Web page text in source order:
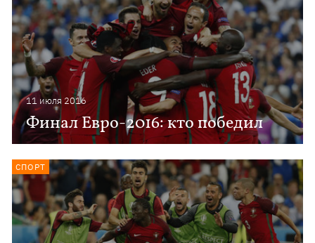
11 июля 2016
Финал Евро-2016: кто победил
СПОРТ